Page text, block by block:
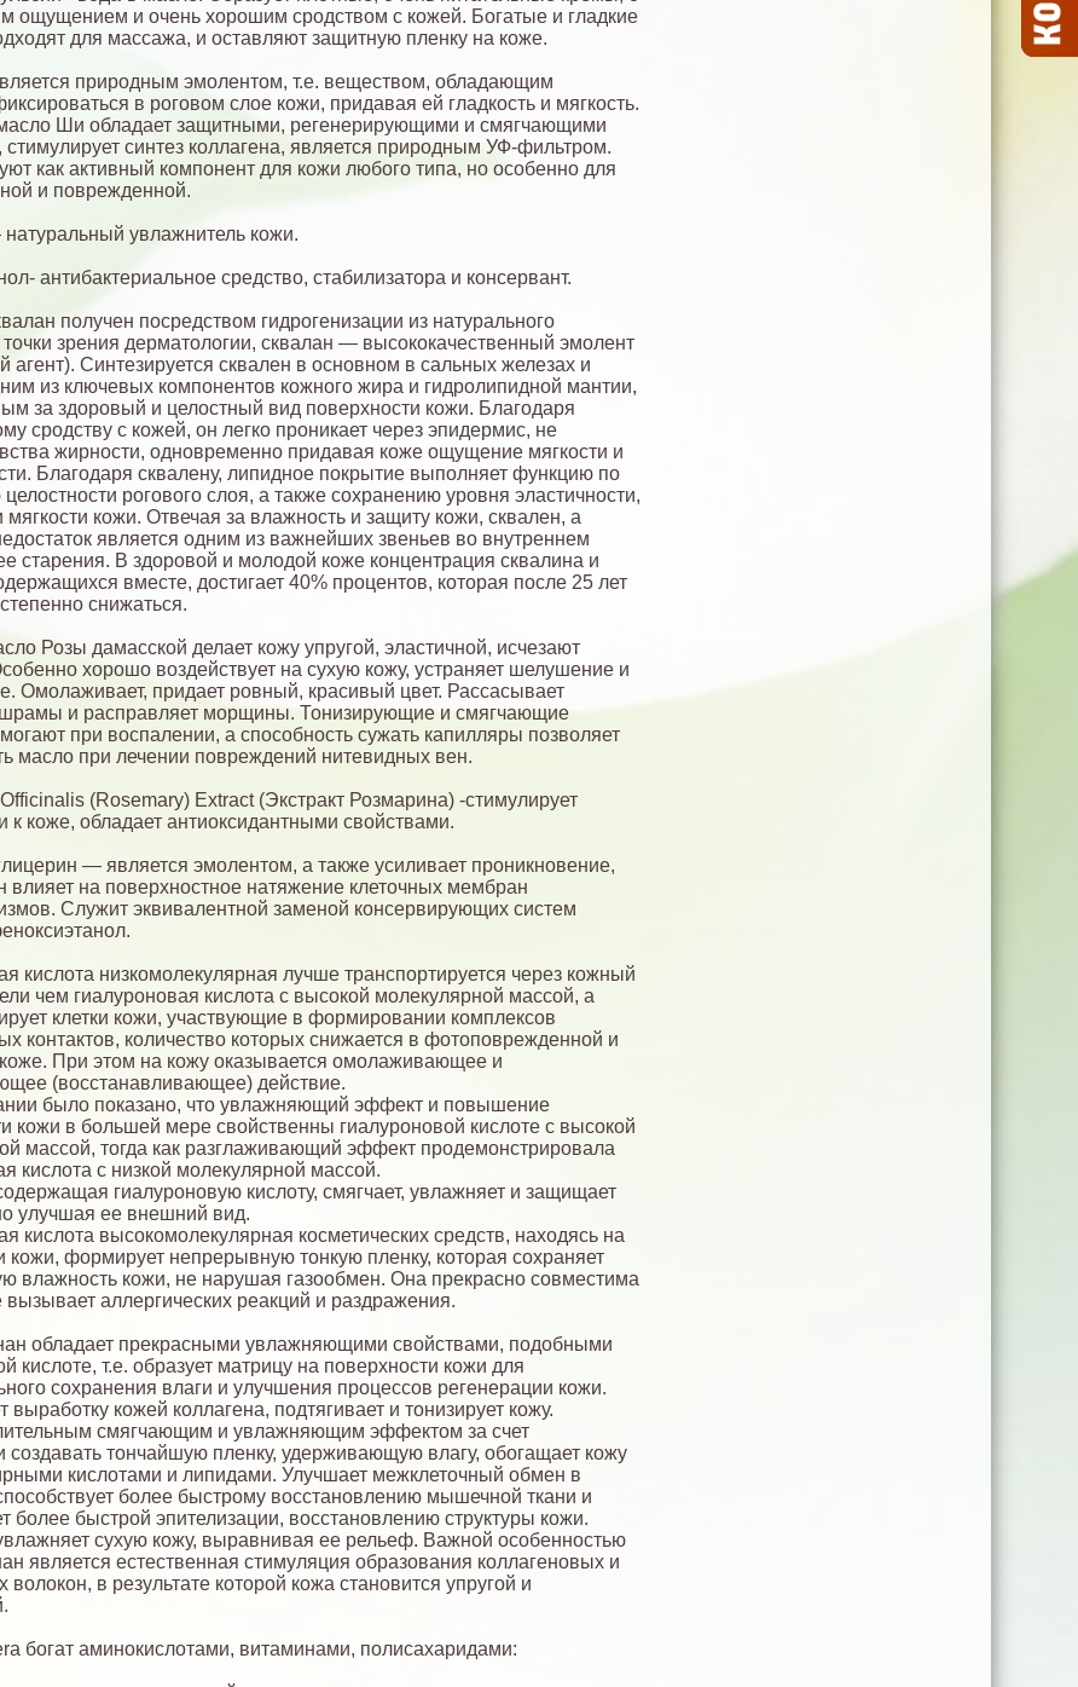
ощущением и очень хорошим сродством с кожей. Богатые и гладкие
для массажа, и оставляют защитную пленку на коже.
природным эмолентом, т.е. веществом, обладающим
в роговом слое кожи, придавая ей гладкость и мягкость.
Ши обладает защитными, регенерирующими и смягчающими
стимулирует синтез коллагена, является природным УФ-фильтром.
как активный компонент для кожи любого типа, но особенно для
и поврежденной.
увлажнитель кожи.
антибактериальное средство, стабилизатора и консервант.
получен посредством гидрогенизации из натурального
зрения дерматологии, сквалан — высококачественный эмолент
агент). Синтезируется сквален в основном в сальных железах и
из ключевых компонентов кожного жира и гидролипидной мантии,
за здоровый и целостный вид поверхности кожи. Благодаря
сродству с кожей, он легко проникает через эпидермис, не
жирности, одновременно придавая коже ощущение мягкости и
Благодаря сквалену, липидное покрытие выполняет функцию по
рогового слоя, а также сохранению уровня эластичности,
мягкости кожи. Отвечая за влажность и защиту кожи, сквален, а
является одним из важнейших звеньев во внутреннем
старения. В здоровой и молодой коже концентрация сквалина и
вместе, достигает 40% процентов, которая после 25 лет
снижаться.
Розы дамасской делает кожу упругой, эластичной, исчезают
хорошо воздействует на сухую кожу, устраняет шелушение и
Омолаживает, придает ровный, красивый цвет. Рассасывает
и расправляет морщины. Тонизирующие и смягчающие
при воспалении, а способность сужать капилляры позволяет
масло при лечении повреждений нитевидных вен.
(Rosemary) Extract (Экстракт Розмарина) -стимулирует
к коже, обладает антиоксидантными свойствами.
— является эмолентом, а также усиливает проникновение,
влияет на поверхностное натяжение клеточных мембран
Служит эквивалентной заменой консервирующих систем
кислота низкомолекулярная лучше транспортируется через кожный
чем гиалуроновая кислота с высокой молекулярной массой, а
клетки кожи, участвующие в формировании комплексов
контактов, количество которых снижается в фотоповрежденной и
При этом на кожу оказывается омолаживающее и
(восстанавливающее) действие.
было показано, что увлажняющий эффект и повышение
кожи в большей мере свойственны гиалуроновой кислоте с высокой
массой, тогда как разглаживающий эффект продемонстрировала
кислота с низкой молекулярной массой.
гиалуроновую кислоту, смягчает, увлажняет и защищает
улучшая ее внешний вид.
кислота высокомолекулярная косметических средств, находясь на
кожи, формирует непрерывную тонкую пленку, которая сохраняет
влажность кожи, не нарушая газообмен. Она прекрасно совместима
вызывает аллергических реакций и раздражения.
обладает прекрасными увлажняющими свойствами, подобными
кислоте, т.е. образует матрицу на поверхности кожи для
сохранения влаги и улучшения процессов регенерации кожи.
выработку кожей коллагена, подтягивает и тонизирует кожу.
смягчающим и увлажняющим эффектом за счет
создавать тончайшую пленку, удерживающую влагу, обогащает кожу
кислотами и липидами. Улучшает межклеточный обмен в
более быстрому восстановлению мышечной ткани и
более быстрой эпителизации, восстановлению структуры кожи.
сухую кожу, выравнивая ее рельеф. Важной особенностью
является естественная стимуляция образования коллагеновых и
волокон, в результате которой кожа становится упругой и
богат аминокислотами, витаминами, полисахаридами: